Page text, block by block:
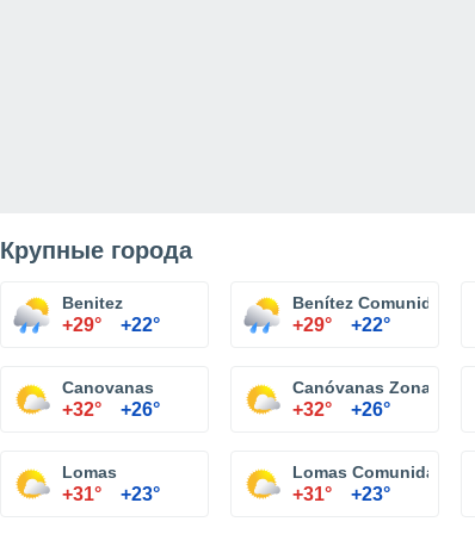
Крупные города
Benitez
+29° +22°
Benítez Comunidad
+29° +22°
Canovanas
+32° +26°
Canóvanas Zona
+32° +26°
Lomas
+31° +23°
Lomas Comunidad
+31° +23°